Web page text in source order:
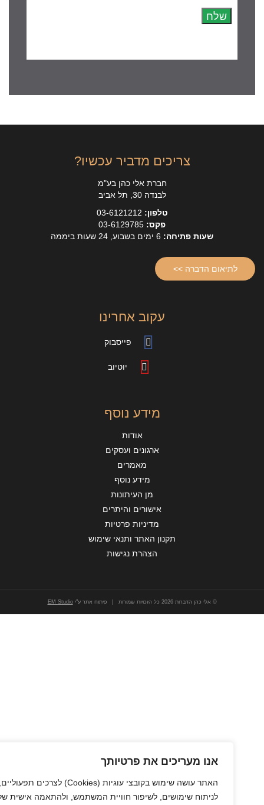
אנו מעריכים את פרטיותך
האתר עושה שימוש בקובצי עוגיות(Cookies)לצרכים תפעוליים,
לניתוח שימושים, לשיפור חוויית המשתמש, ולהתאמה אישית של
צריכים מדביר עכשיו?
חברת אלי כהן בע"מ
שעות פתיחה:
הדברה >>
עקוב אחרינו
פייסבוק
יוטיוב
מידע נוסף
ארגונים ועסקים
מידע נוסף
מן העיתונות
אישורים והיתרים
מדיניות פרטיות
תקנון האתר ותנאי שימוש
הצהרת נגישות
© אלי כהן הדברות 2026 כל הזכויות שמורות | פיתוח אתר ע"י EM Studio